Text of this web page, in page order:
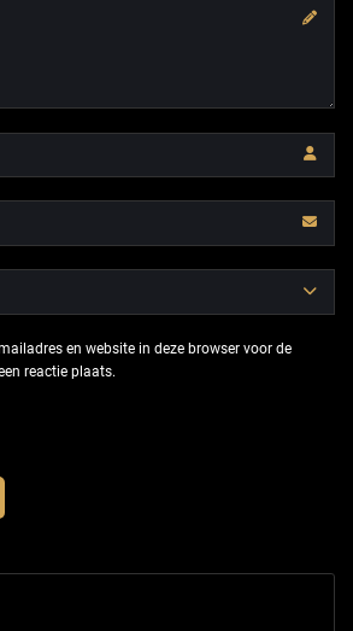
en website in deze browser voor de
reactie plaats.